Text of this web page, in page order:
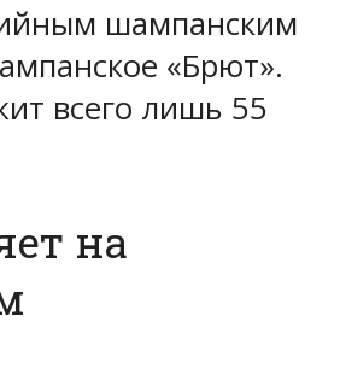
шампанским
«Брют».
всего лишь 55
на